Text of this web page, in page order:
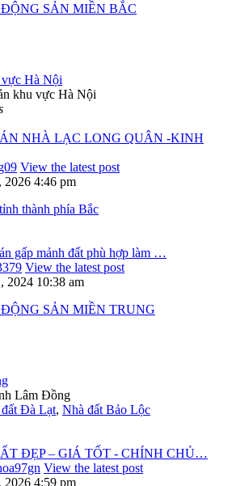
SẢN MIỀN BẮC
vực Hà Nội
khu vực Hà Nội
NHÀ LẠC LONG QUÂN -KINH
View the latest post
2026 4:46 pm
thành phía Bắc
gấp mảnh đất phù hợp làm …
View the latest post
2024 10:38 am
SẢN MIỀN TRUNG
Lâm Đồng
Đà Lạt, Nhà đất Bảo Lộc
ĐẸP – GIÁ TỐT - CHÍNH CHỦ…
View the latest post
2026 4:59 pm